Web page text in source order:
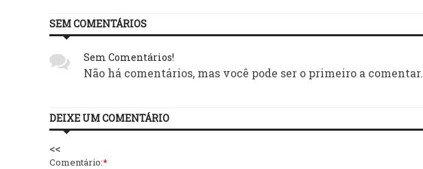
SEM COMENTÁRIOS
Sem Comentários!
Não há comentários, mas você pode ser o primeiro a comentar.
DEIXE UM COMENTÁRIO
<<
Comentário:*